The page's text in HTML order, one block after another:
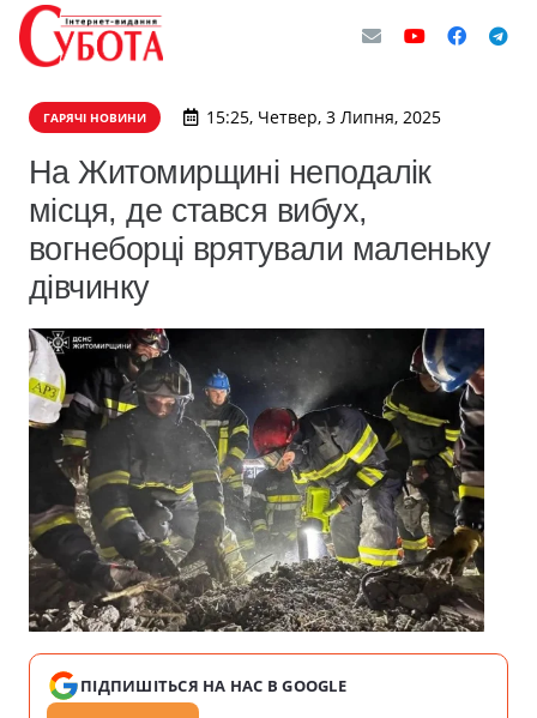
ГАРЯЧІ НОВИНИ 15:25, Четвер, 3 Липня, 2025
На Житомирщині неподалік
місця, де стався вибух,
вогнеборці врятували маленьку
дівчинку
ПІДПИШІТЬСЯ НА НАС В GOOGLE